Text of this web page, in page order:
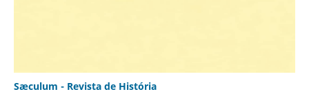
Sæculum - Revista de História